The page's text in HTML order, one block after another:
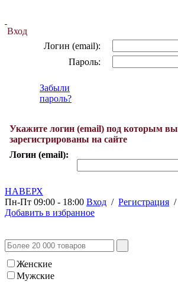
Вход
Логин (email):
Пароль:
Забыли
пароль?
Укажите логин (email) под которым вы
зарегистрированы на сайте
Логин (email):
НАВЕРХ
Пн-Пт 09:00 - 18:00 Вход / Регистрация /
Добавить в избранное
Женские
Мужские